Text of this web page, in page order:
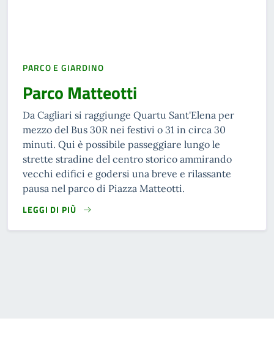
PARCO E GIARDINO
Parco Matteotti
Da Cagliari si raggiunge Quartu Sant'Elena per
mezzo del Bus 30R nei festivi o 31 in circa 30
minuti. Qui è possibile passeggiare lungo le
strette stradine del centro storico ammirando
vecchi edifici e godersi una breve e rilassante
pausa nel parco di Piazza Matteotti.
LEGGI DI PIÙ
READ MORE